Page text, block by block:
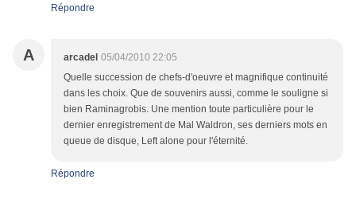
Répondre
A arcadel 05/04/2010 22:05
Quelle succession de chefs-d'oeuvre et magnifique continuité
dans les choix. Que de souvenirs aussi, comme le souligne si
bien Raminagrobis. Une mention toute particulière pour le
dernier enregistrement de Mal Waldron, ses derniers mots en
queue de disque, Left alone pour l'éternité.
Répondre